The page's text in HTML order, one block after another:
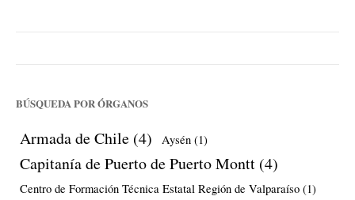
BÚSQUEDA POR ÓRGANOS
Armada de Chile (4) Aysén (1)
Capitanía de Puerto de Puerto Montt (4)
Centro de Formación Técnica Estatal Región de Valparaíso (1)